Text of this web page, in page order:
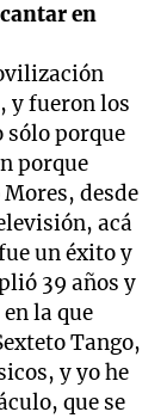
en
y fueron los
sólo porque
porque
desde
acá
un éxito y
39 años y
la que
Tango,
y yo he
que se